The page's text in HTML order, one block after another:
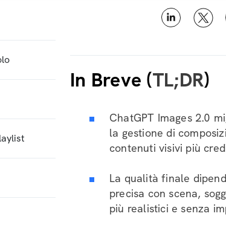
In Breve (TL;DR)
ChatGPT Images 2.0
la gestione di
contenuti visivi più
La qualità finale
precisa con scena,
più realistici e senza